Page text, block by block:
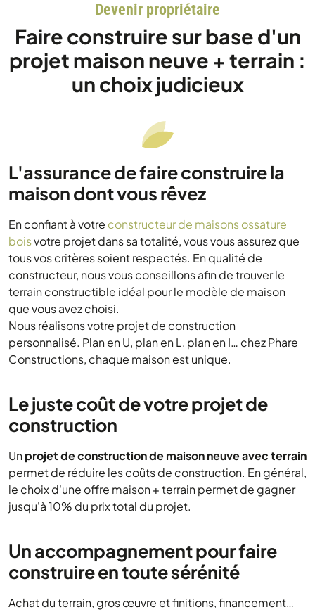
Devenir propriétaire
Faire construire sur base d'un
projet maison neuve + terrain :
un choix judicieux
L'assurance de faire construire la
maison dont vous rêvez
En confiant à votre constructeur de maisons ossature
boisvotre projet dans sa totalité, vous vous assurez que
tous vos critères soient respectés. En qualité de
constructeur, nous vous conseillons afin de trouver le
terrain constructible idéal pour le modèle de maison
que vous avez choisi.
Nous réalisons votre projet de construction
personnalisé. Plan en U, plan en L, plan en I… chez Phare
Constructions, chaque maison est unique.
Le juste coût de votre projet de
construction
Unprojet de construction de maison neuve avec terrain
permet de réduire les coûts de construction. En général,
le choix d'une offre maison + terrain permet de gagner
jusqu'à 10% du prix total du projet.
Un accompagnement pour faire
construire en toute sérénité
Achat du terrain, gros œuvre et finitions, financement…